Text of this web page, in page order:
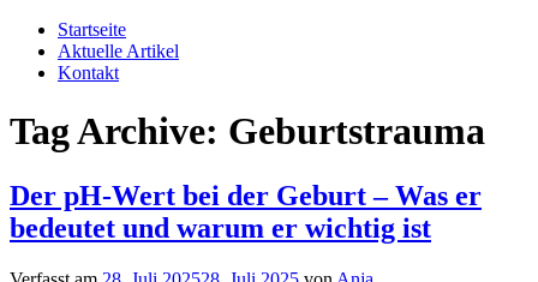
Zum
Inhalt
springen
Startseite
Aktuelle Artikel
Kontakt
Tag Archive: Geburtstrauma
Der pH-Wert bei der Geburt – Was er
bedeutet und warum er wichtig ist